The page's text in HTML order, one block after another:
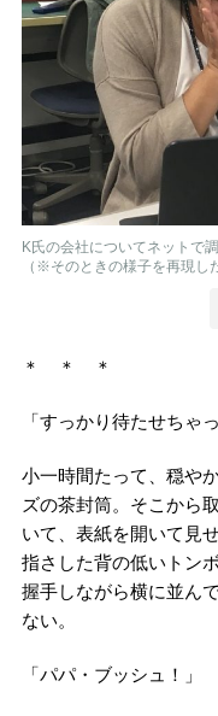
K氏の会社についてネットで
（※そのときの様子を再現し
＊ ＊ ＊
「すっかり待たせちゃ
小一時間たって、穏や
ズの茶封筒。そこから
いて、表紙を開いて見
指さした背の低いトン
握手しながら横に並ん
ない。
「パパ・ブッシュ！」